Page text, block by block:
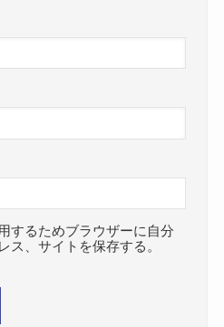
するためブラウザーに自分
ス、サイトを保存する。